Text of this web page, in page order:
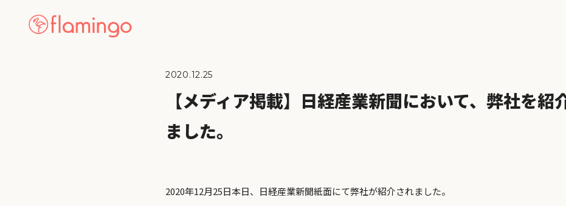
2020.12.25
【メディア掲載】日経産業新聞において、弊社を紹
ました。
2020年12月25日本日、日経産業新聞紙面にて弊社が紹介されました。